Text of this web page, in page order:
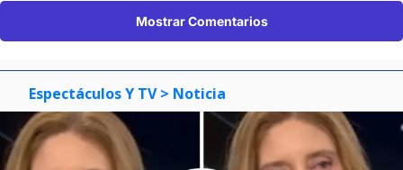
Mostrar Comentarios
Espectáculos Y TV > Noticia